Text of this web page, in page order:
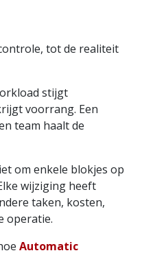
tot de realiteit
stijgt
voorrang. Een
team haalt de
om enkele blokjes op
wijziging heeft
taken, kosten,
operatie.
Automatic